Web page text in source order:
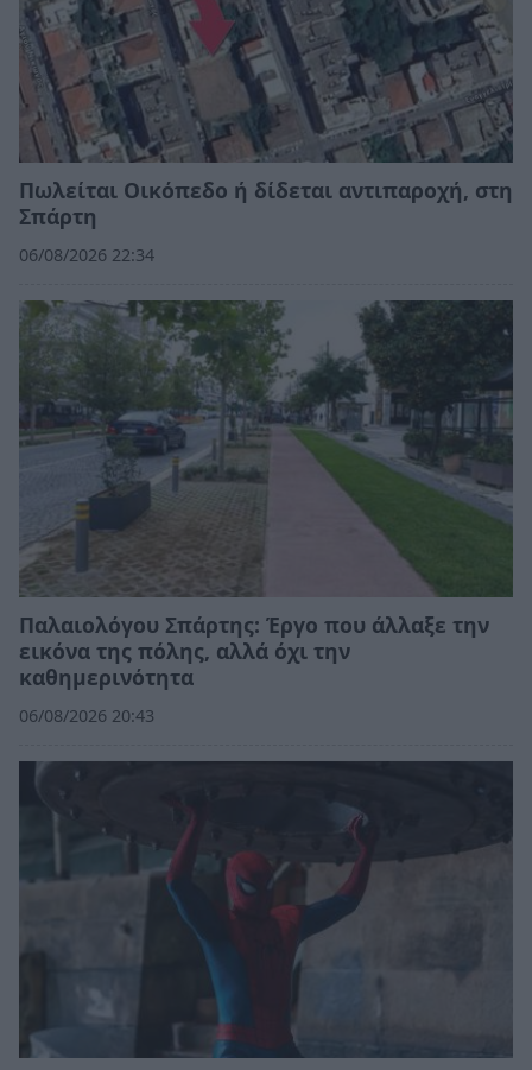
Πωλείται Οικόπεδο ή δίδεται αντιπαροχή, στη
Σπάρτη
06/08/2026 22:34
Παλαιολόγου Σπάρτης: Έργο που άλλαξε την
εικόνα της πόλης, αλλά όχι την
καθημερινότητα
06/08/2026 20:43